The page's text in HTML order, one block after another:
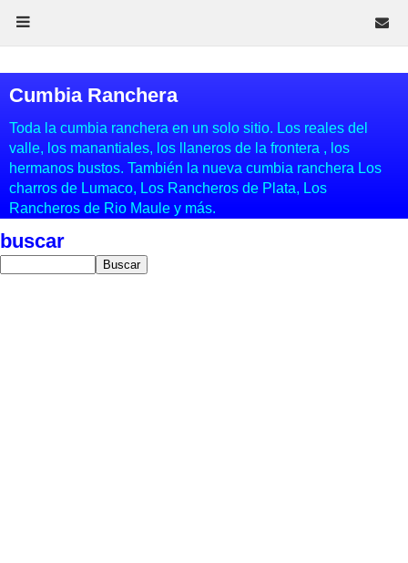
Cumbia Ranchera
Toda la cumbia ranchera en un solo sitio. Los reales del
valle, los manantiales, los llaneros de la frontera , los
hermanos bustos. También la nueva cumbia ranchera Los
charros de Lumaco, Los Rancheros de Plata, Los
Rancheros de Rio Maule y más.
buscar